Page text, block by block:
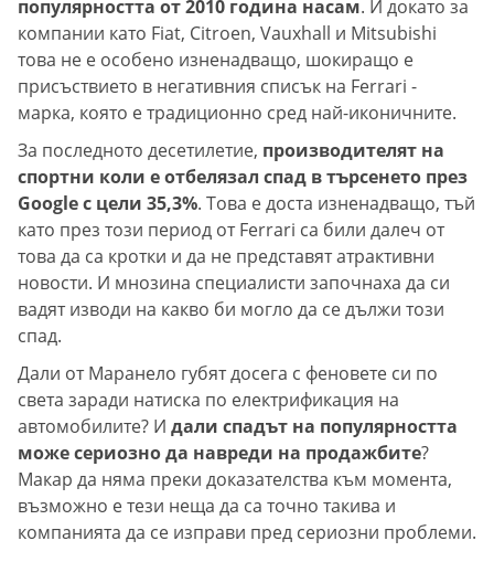
популярността от 2010 година насам. И докато за
компании като Fiat, Citroen, Vauxhall и Mitsubishi
това не е особено изненадващо, шокиращо е
присъствието в негативния списък на Ferrari -
марка, която е традиционно сред най-иконичните.
За последното десетилетие, производителят на
спортни коли е отбелязал спад в търсенето през
Google с цели 35,3%. Това е доста изненадващо, тъй
като през този период от Ferrari са били далеч от
това да са кротки и да не представят атрактивни
новости. И мнозина специалисти започнаха да си
вадят изводи на какво би могло да се дължи този
спад.
Дали от Маранело губят досега с феновете си по
света заради натиска по електрификация на
автомобилите? И дали спадът на популярността
може сериозно да навреди на продажбите?
Макар да няма преки доказателства към момента,
възможно е тези неща да са точно такива и
компанията да се изправи пред сериозни проблеми.